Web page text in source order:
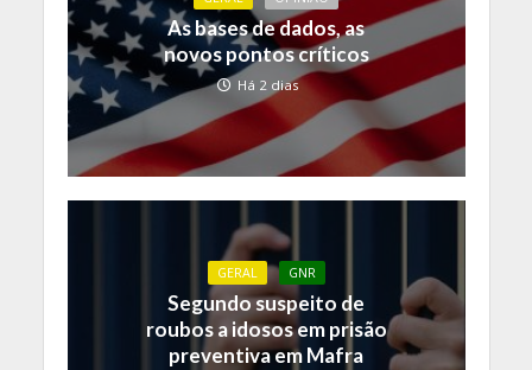
As bases de dados, as
novos pontos críticos
Há 2 dias
GERAL GNR
Segundo suspeito de
roubos a idosos em prisão
preventiva em Mafra